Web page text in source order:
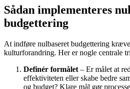
Sådan implementeres
budgettering
At indføre nulbaseret budgettering
kulturforandring. Her er nogle centrale
Definér formålet – Er målet at
effektiviteten eller skabe bedre
og budget? Klare mål gør